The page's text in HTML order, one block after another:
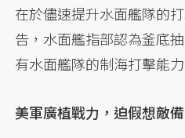
在於儘速提升水面艦隊的
告，水面艦指部認為釜底
有水面艦隊的制海打擊能力
美軍廣植戰力，迫假想敵